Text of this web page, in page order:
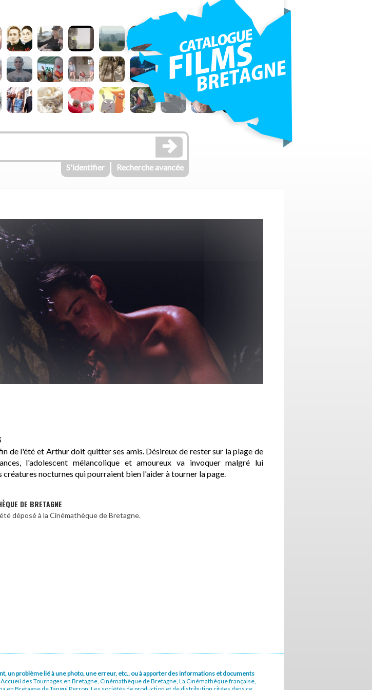
S'identifier Recherche avancée
de l'été et Arthur doit quitter ses amis. Désireux de rester sur la plage de
l'adolescent mélancolique et amoureux va invoquer malgré lui
créatures nocturnes qui pourraient bien l'aider à tourner la page.
DE BRETAGNE
déposé à la Cinémathèque de Bretagne.
un problème lié à une photo, une erreur, etc., ou à apporter des informations et documents
des Tournages en Bretagne, Cinémathèque de Bretagne, La Cinémathèque française,